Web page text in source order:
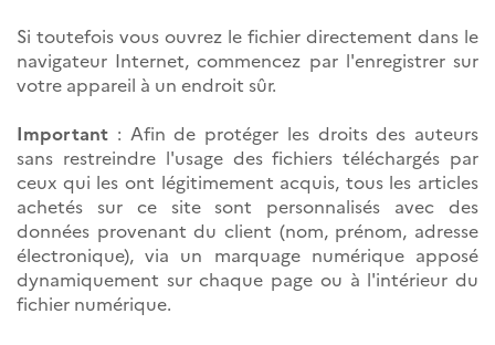
Si toutefois vous ouvrez le fichier directement dans le
navigateur Internet, commencez par l'enregistrer sur
votre appareil à un endroit sûr.
Important : Afin de protéger les droits des auteurs
sans restreindre l'usage des fichiers téléchargés par
ceux qui les ont légitimement acquis, tous les articles
achetés sur ce site sont personnalisés avec des
données provenant du client (nom, prénom, adresse
électronique), via un marquage numérique apposé
dynamiquement sur chaque page ou à l'intérieur du
fichier numérique.